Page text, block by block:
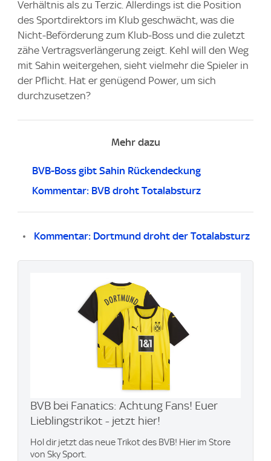
Verhältnis als zu Terzic. Allerdings ist die Position
des Sportdirektors im Klub geschwächt, was die
Nicht-Beförderung zum Klub-Boss und die zuletzt
zähe Vertragsverlängerung zeigt. Kehl will den Weg
mit Sahin weitergehen, sieht vielmehr die Spieler in
der Pflicht. Hat er genügend Power, um sich
durchzusetzen?
Mehr dazu
BVB-Boss gibt Sahin Rückendeckung
Kommentar: BVB droht Totalabsturz
Kommentar: Dortmund droht der Totalabsturz
BVB bei Fanatics: Achtung Fans! Euer
Lieblingstrikot - jetzt hier!
Hol dir jetzt das neue Trikot des BVB! Hier im Store
von Sky Sport.